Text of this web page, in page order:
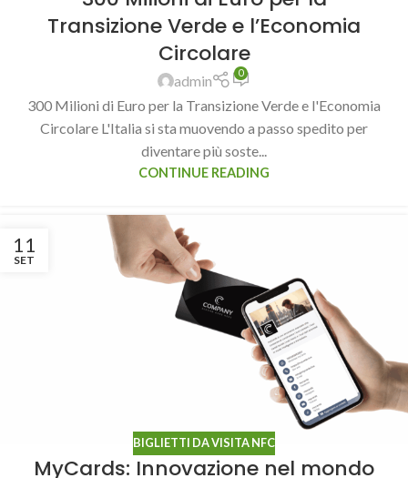
Transizione Verde e l’Economia
Circolare
admin 0
300 Milioni di Euro per la Transizione Verde e l'Economia
Circolare L'Italia si sta muovendo a passo spedito per
diventare più soste...
CONTINUE READING
11
SET
BIGLIETTI DA VISITA NFC
MyCards: Innovazione nel mondo